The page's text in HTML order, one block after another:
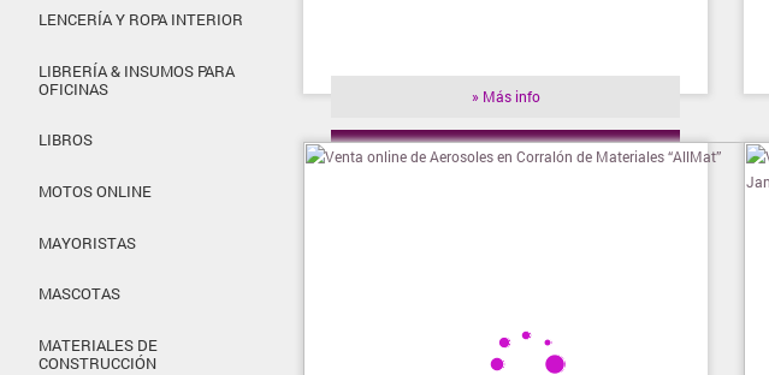
LENCERÍA Y ROPA INTERIOR
LIBRERÍA & INSUMOS PARA
OFICINAS
LIBROS
MOTOS ONLINE
MAYORISTAS
MASCOTAS
MATERIALES DE
CONSTRUCCIÓN
» Más info
» Visitar tienda